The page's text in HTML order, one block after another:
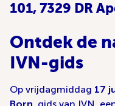
101, 7329 DR
Ontdek de
IVN-gids
Op vrijdagmiddag 17